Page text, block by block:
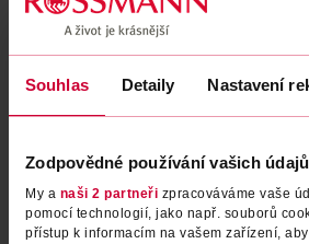
Souhlas Detaily Nastavení
Zodpovědné používání vašich údajů
My a naši 2 partneři zpracováváme vaše
pomocí technologií, jako např. souborů
přístup k informacím na vašem zařízení,
Podobné produkty